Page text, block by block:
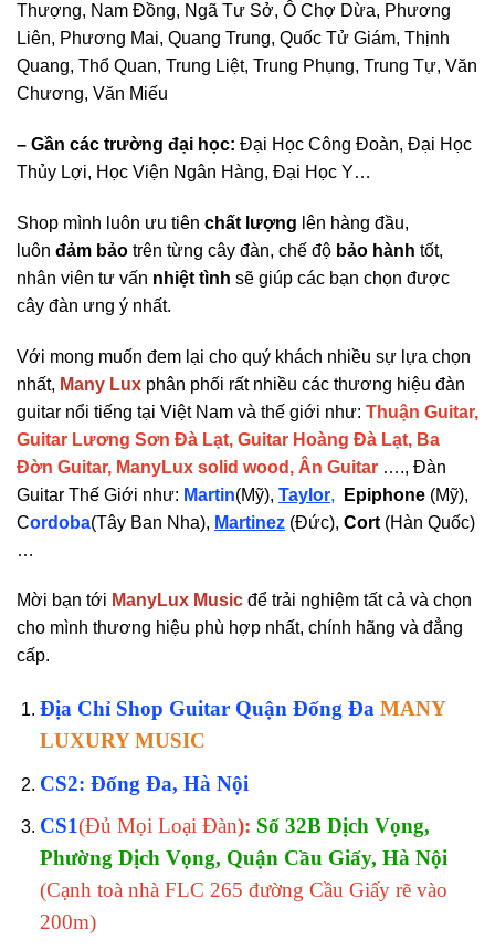
Thượng, Nam Đồng, Ngã Tư Sở, Ô Chợ Dừa, Phương
Liên, Phương Mai, Quang Trung, Quốc Tử Giám, Thịnh
Quang, Thổ Quan, Trung Liệt, Trung Phụng, Trung Tự, Văn
Chương, Văn Miếu
– Gần các trường đại học: Đại Học Công Đoàn, Đại Học
Thủy Lợi, Học Viện Ngân Hàng, Đại Học Y…
Shop mình luôn ưu tiên chất lượng lên hàng đầu,
luôn đảm bảo trên từng cây đàn, chế độ bảo hành tốt,
nhân viên tư vấn nhiệt tình sẽ giúp các bạn chọn được
cây đàn ưng ý nhất.
Với mong muốn đem lại cho quý khách nhiều sự lựa chọn
nhất, Many Lux phân phối rất nhiều các thương hiệu đàn
guitar nổi tiếng tại Việt Nam và thế giới như: Thuận Guitar,
Guitar Lương Sơn Đà Lạt, Guitar Hoàng Đà Lạt, Ba
Đờn Guitar, ManyLux solid wood, Ân Guitar …., Đàn
Guitar Thế Giới như: Martin(Mỹ), Taylor, Epiphone (Mỹ),
Cordoba(Tây Ban Nha), Martinez (Đức), Cort (Hàn Quốc)
…
Mời bạn tới ManyLux Music để trải nghiệm tất cả và chọn
cho mình thương hiệu phù hợp nhất, chính hãng và đẳng
cấp.
Địa Chỉ Shop Guitar Quận Đống Đa MANY
LUXURY MUSIC
CS2: Đống Đa, Hà Nội
CS1(Đủ Mọi Loại Đàn): Số 32B Dịch Vọng,
Phường Dịch Vọng, Quận Cầu Giấy, Hà Nội
(Cạnh toà nhà FLC 265 đường Cầu Giấy rẽ vào
200m)